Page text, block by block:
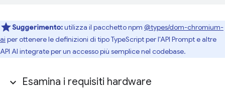
Suggerimento:utilizza il pacchetto npm @types/dom-chromium-
ai per ottenere le definizioni di tipo TypeScript per l'API Prompt e altre
API AI integrate per un accesso più semplice nel codebase.
Esamina i requisiti hardware